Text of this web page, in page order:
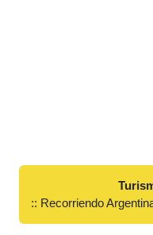
:: Recorriendo